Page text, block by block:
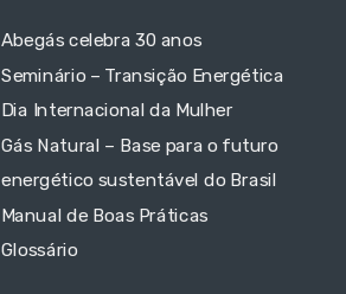
Abegás celebra 30 anos
Seminário – Transição Energética
Dia Internacional da Mulher
Gás Natural – Base para o futuro
energético sustentável do Brasil
Manual de Boas Práticas
Glossário